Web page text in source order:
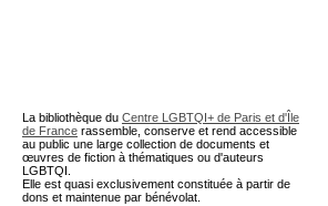
La bibliothèque du Centre LGBTQI+ de Paris et d'Île
de France rassemble, conserve et rend accessible
au public une large collection de documents et
œuvres de fiction à thématiques ou d'auteurs
LGBTQI.
Elle est quasi exclusivement constituée à partir de
dons et maintenue par bénévolat.